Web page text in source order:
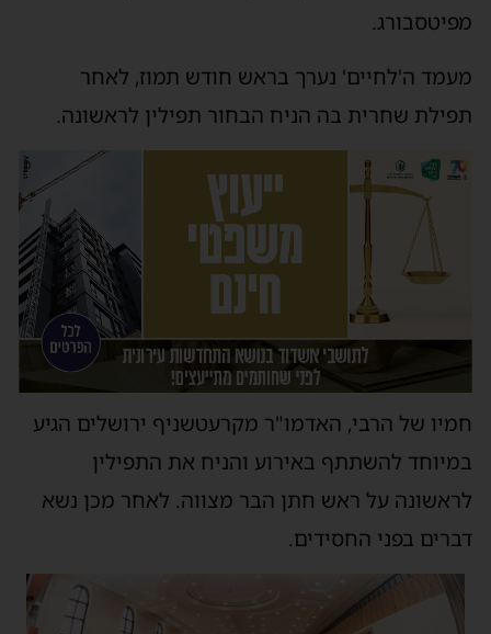
מפיטסבורג.
מעמד ה'לחיים' נערך בראש חודש תמוז, לאחר
תפילת שחרית בה הניח הבחור תפילין לראשונה.
חמיו של הרבי, האדמו"ר מקרעטשניף ירושלים הגיע
במיוחד להשתתף באירוע והניח את התפילין
לראשונה על ראש חתן הבר מצווה. לאחר מכן נשא
דברים בפני החסידים.